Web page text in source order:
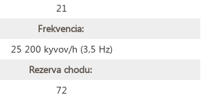
21
Frekvencia:
25 200 kyvov/h (3,5 Hz)
Rezerva chodu:
72